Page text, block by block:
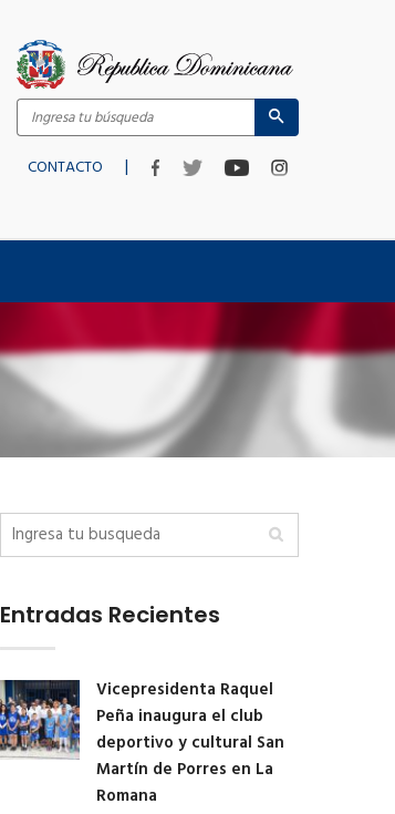
CONTACTO |
Entradas Recientes
Vicepresidenta Raquel
Peña inaugura el club
deportivo y cultural San
Martín de Porres en La
Romana